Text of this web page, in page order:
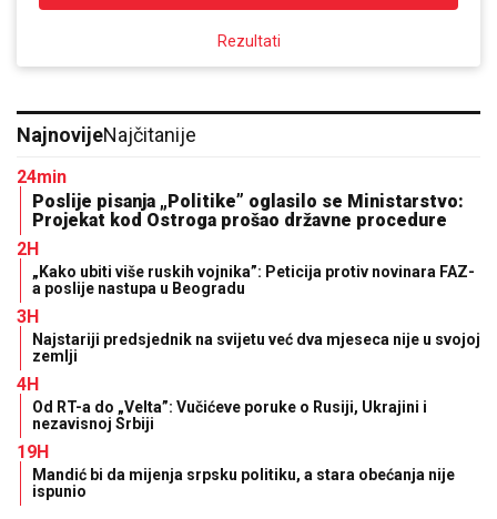
Rezultati
NajnovijeNajčitanije
24min
Poslije pisanja „Politike” oglasilo se Ministarstvo:
Projekat kod Ostroga prošao državne procedure
2H
„Kako ubiti više ruskih vojnika”: Peticija protiv novinara FAZ-
a poslije nastupa u Beogradu
3H
Najstariji predsjednik na svijetu već dva mjeseca nije u svojoj
zemlji
4H
Od RT-a do „Velta”: Vučićeve poruke o Rusiji, Ukrajini i
nezavisnoj Srbiji
19H
Mandić bi da mijenja srpsku politiku, a stara obećanja nije
ispunio